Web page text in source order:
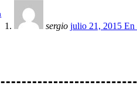
sergio julio 21, 2015 En